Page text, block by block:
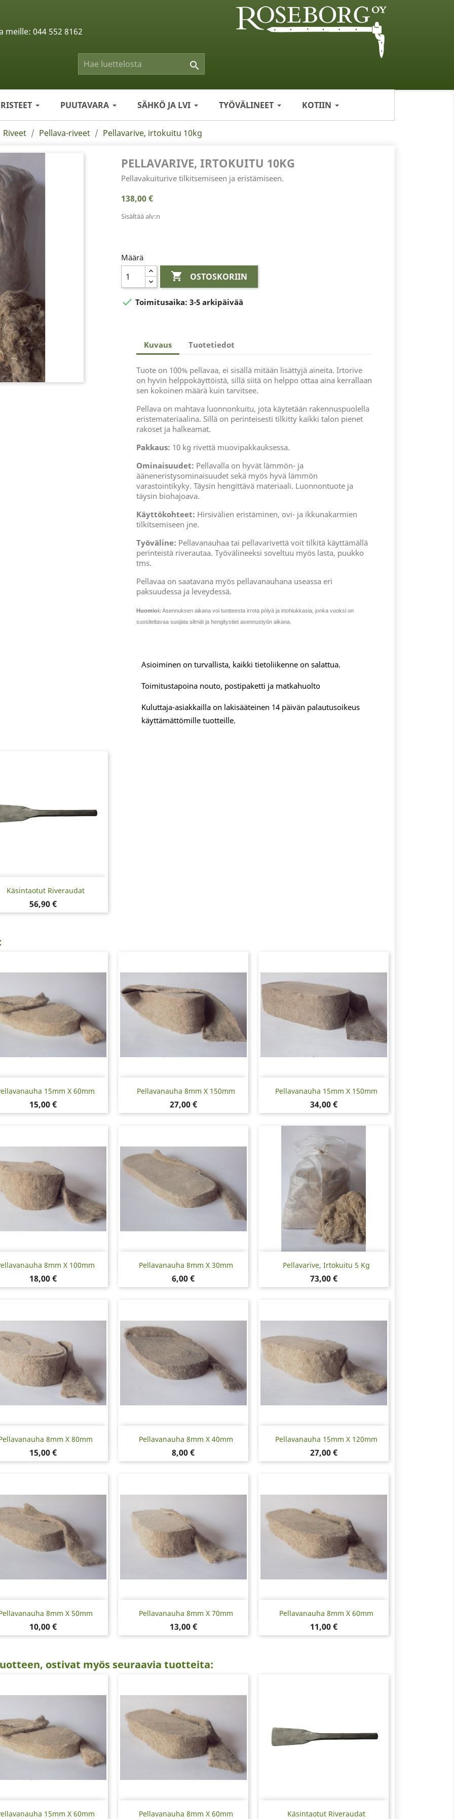

PUUTAVARA SÄHKÖ JA LVI TYÖVÄLINEET KOTIIN
meille: 044 552 8162
Riveet Pellava-riveet Pellavarive, irtokuitu 10kg
PELLAVARIVE, IRTOKUITU 10KG
Pellavakuiturive tilkitsemiseen ja eristämiseen.
138,00 €
Sisältää alv:n
Määrä
 OSTOSKORIIN
 Toimitusaika: 3-5 arkipäivää
Kuvaus Tuotetiedot
Tuote on 100% pellavaa, ei sisällä mitään lisättyjä aineita. Irtorive
on hyvin helppokäyttöistä, sillä siitä on helppo ottaa aina kerrallaan
sen kokoinen määrä kuin tarvitsee.
Pellava on mahtava luonnonkuitu, jota käytetään rakennuspuolella
eristemateriaalina. Sillä on perinteisesti tilkitty kaikki talon pienet
rakoset ja halkeamat.
Pakkaus: 10 kg rivettä muovipakkauksessa.
Ominaisuudet: Pellavalla on hyvät lämmön- ja
ääneneristysominaisuudet sekä myös hyvä lämmön
varastointikyky. Täysin hengittävä materiaali. Luonnontuote ja
täysin biohajoava.
Käyttökohteet: Hirsivälien eristäminen, ovi- ja ikkunakarmien
tilkitsemiseen jne.
Työväline: Pellavanauhaa tai pellavarivettä voit tilkitä käyttämällä
perinteistä riverautaa. Työvälineeksi soveltuu myös lasta, puukko
tms.
Pellavaa on saatavana myös pellavanauhana useassa eri
paksuudessa ja leveydessä.
Huomioi: Asennuksen aikana voi tuotteesta irrota pölyä ja irtohiukkasia, jonka vuoksi on
suositeltavaa suojata silmät ja hengitystiet asennustyön aikana.
Asioiminen on turvallista, kaikki tietoliikenne on salattua.
Toimitustapoina nouto, postipaketti ja matkahuolto
Kuluttaja-asiakkailla on lakisääteinen 14 päivän palautusoikeus
käyttämättömille tuotteille.
Käsintaotut Riveraudat
Hinta
56,90 €
Pikakatselu
15mm X 60mm
Hinta
15,00 €
Pikakatselu Pellavanauha 8mm X 150mm
Hinta
27,00 €
Pikakatselu Pellavanauha 15mm X 150mm
Hinta
34,00 €
Pikakatselu
8mm X 100mm
Hinta
18,00 €
Pikakatselu Pellavanauha 8mm X 30mm
Hinta
6,00 €
Pikakatselu Pellavarive, Irtokuitu 5 Kg
Hinta
73,00 €
Pikakatselu
8mm X 80mm
Hinta
15,00 €
Pikakatselu Pellavanauha 8mm X 40mm
Hinta
8,00 €
Pikakatselu Pellavanauha 15mm X 120mm
Hinta
27,00 €
Pikakatselu
8mm X 50mm
Hinta
10,00 €
Pikakatselu Pellavanauha 8mm X 70mm
Hinta
13,00 €
Pikakatselu Pellavanauha 8mm X 60mm
Hinta
11,00 €
Pikakatselu
ostivat myös seuraavia tuotteita:
15mm X 60mm
Pikakatselu Pellavanauha 8mm X 60mm
Pikakatselu Käsintaotut Riveraudat
Pikakatselu